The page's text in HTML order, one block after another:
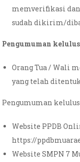
memverifikasi
sudah dikirim/
Pengumuman
Orang Tua / Wali
yang telah
Pengumuman
Website PPDB
https://
Website SMPN 7